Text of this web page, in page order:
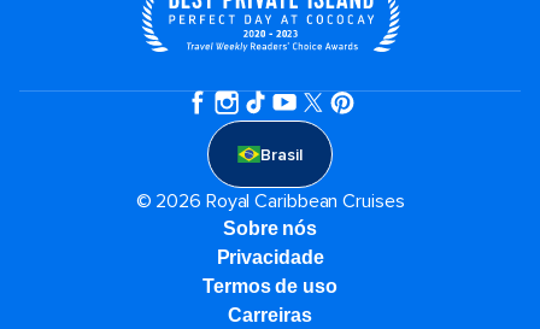
Brasil
© 2026 Royal Caribbean Cruises
Sobre nós
Privacidade
Termos de uso
Carreiras